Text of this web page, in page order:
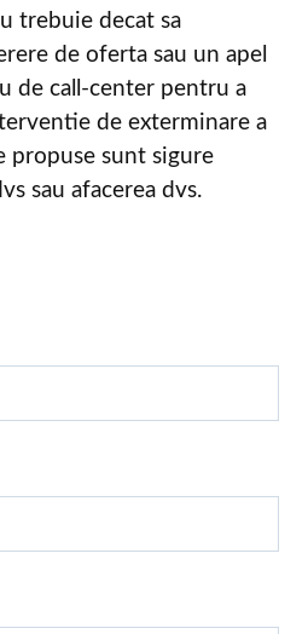
trebuie decat sa
de oferta sau un apel
de call-center pentru a
de exterminare a
propuse sunt sigure
sau afacerea dvs.